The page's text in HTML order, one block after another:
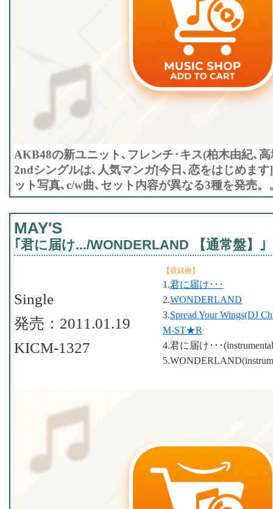
AKB48の新ユニット､フレンチ･キス(柏木由紀､
2ndシングルは､人気マンガ[今日､恋をはじめま
ット写真､c/w曲､セット内容が異なる3種を発売。
MAY'S
｢君に届け.../WONDERLAND 【通常盤】｣
【収録曲】
1.君に届け･･･
2.WONDERLAND
3.Spread Your Wings(DJ
M-ST★R
4.君に届け･･･
Single
発売：2011.01.19
KICM-1327